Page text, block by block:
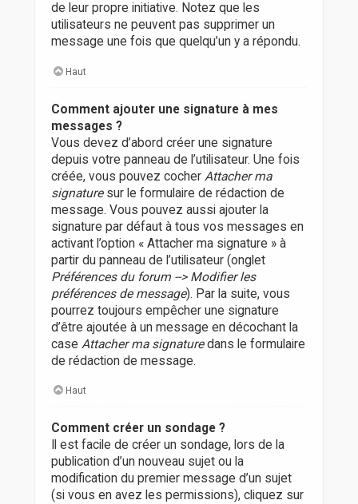
de leur propre initiative. Notez que les
utilisateurs ne peuvent pas supprimer un
message une fois que quelqu’un y a répondu.
Haut
Comment ajouter une signature à mes
messages ?
Vous devez d’abord créer une signature
depuis votre panneau de l’utilisateur. Une fois
créée, vous pouvez cocher Attacher ma
signaturesur le formulaire de rédaction de
message. Vous pouvez aussi ajouter la
signature par défaut à tous vos messages en
activant l’option « Attacher ma signature » à
partir du panneau de l’utilisateur (onglet
Préférences du forum --> Modifier les
préférences de message). Par la suite, vous
pourrez toujours empêcher une signature
d’être ajoutée à un message en décochant la
case Attacher ma signaturedans le formulaire
de rédaction de message.
Haut
Comment créer un sondage ?
Il est facile de créer un sondage, lors de la
publication d’un nouveau sujet ou la
modification du premier message d’un sujet
(si vous en avez les permissions), cliquez sur